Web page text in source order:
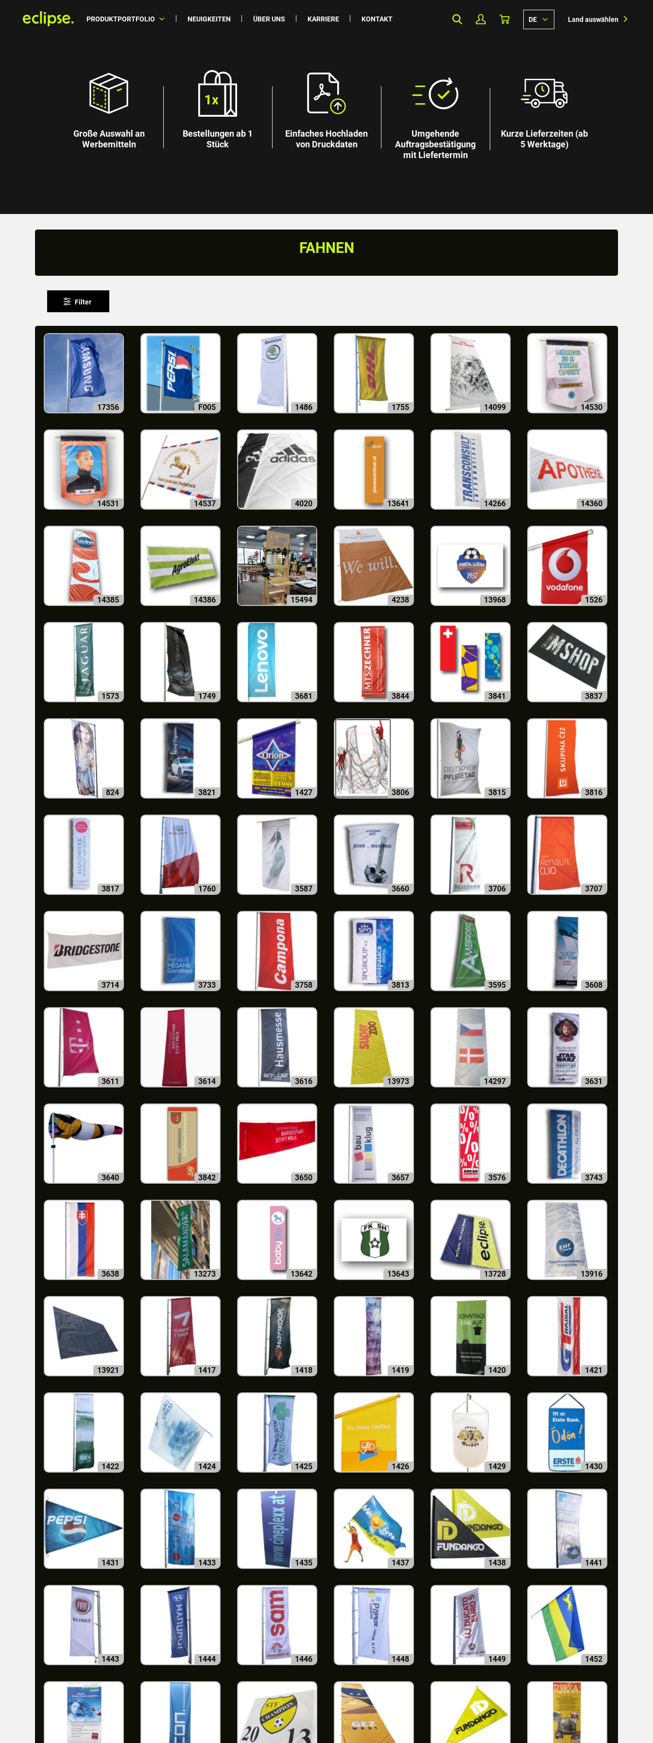
PRODUKTPORTFOLIO NEUIGKEITEN ÜBER UNS KARRIERE KONTAKT DE Land auswählen
Große Auswahl an
Werbemitteln
Bestellungen ab 1
Stück
Einfaches Hochladen
von Druckdaten
Umgehende
Auftragsbestätigung
mit Liefertermin
Kurze Lieferzeiten (ab
5 Werktage)
FAHNEN
Filter
17356 F005 1486 1755 14099 14530
14531 14537 4020 13641 14266 14360
14385 14386 15494 4238 13968 1526
1573 1749 3681 3844 3841 3837
824 3821 1427 3806 3815 3816
3817 1760 3587 3660 3706 3707
3714 3733 3758 3813 3595 3608
3611 3614 3616 13973 14297 3631
3640 3842 3650 3657 3576 3743
3638 13273 13642 13643 13728 13916
13921 1417 1418 1419 1420 1421
1422 1424 1425 1426 1429 1430
1431 1433 1435 1437 1438 1441
1443 1444 1446 1448 1449 1452